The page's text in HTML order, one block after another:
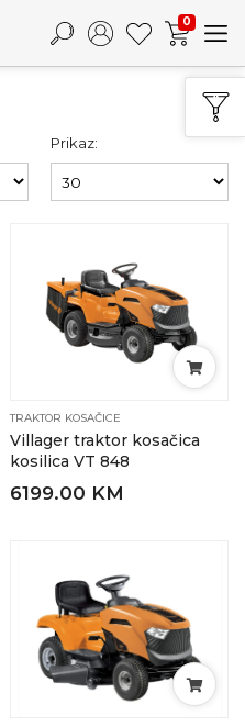
0
Prikaz:
TRAKTOR KOSAČICE
Villager traktor kosačica
kosilica VT 848
6199.00 KM